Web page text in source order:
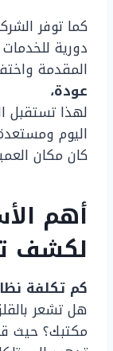
كما توفر
دورية
المقدمة
عودة،
لهذا تستقبل
اليوم
كان مكان
أهم
لكشف
كم تكلفة
هل تشعر
مكتبك؟ حيث